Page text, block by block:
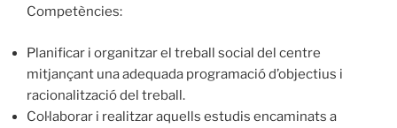
Competències:
Planificar i organitzar el treball social del centre
mitjançant una adequada programació d’objectius i
racionalització del treball.
Col·laborar i realitzar aquells estudis encaminats a